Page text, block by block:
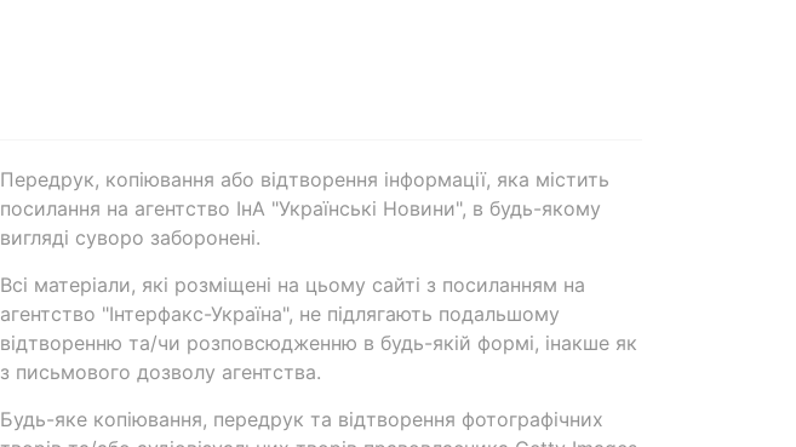
Передрук, копіювання або відтворення інформації, яка містить
посилання на агентство ІнА "Українські Новини", в будь-якому
вигляді суворо заборонені.
Всі матеріали, які розміщені на цьому сайті з посиланням на
агентство "Інтерфакс-Україна", не підлягають подальшому
відтворенню та/чи розповсюдженню в будь-якій формі, інакше як
з письмового дозволу агентства.
Будь-яке копіювання, передрук та відтворення фотографічних